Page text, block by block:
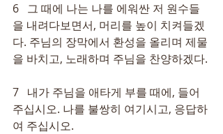
6   그 때에 나는 나를 에워싼 저 원수들
을 내려다보면서, 머리를 높이 치켜들겠
다. 주님의 장막에서 환성을 올리며 제물
을 바치고, 노래하며 주님을 찬양하겠다.
7   내가 주님을 애타게 부를 때에, 들어
주십시오. 나를 불쌍히 여기시고, 응답하
여 주십시오.